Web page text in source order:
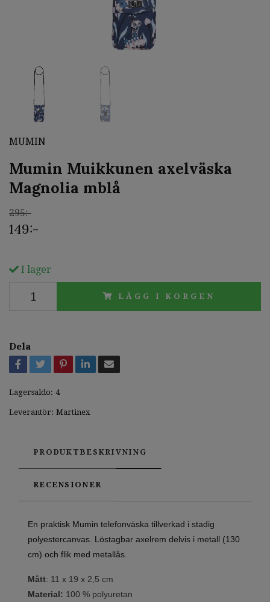
MUMIN
Mumin Muikkunen axelväska
Magnolia mblå
295:-
149:-
I lager
LÄGG I KORGEN
Dela
Lagersaldo: 4
Leverantör: Martinex
PRODUKTBESKRIVNING
RECENSIONER
En praktisk Mumin telefonväska tillverkad i stadig
polyestercanvas. Löstagbar axelrem delvis i metall (130
cm) och flik med metallås.
Mått: 11 x 19 x 2,5 cm
Material: 100 % polyuretan